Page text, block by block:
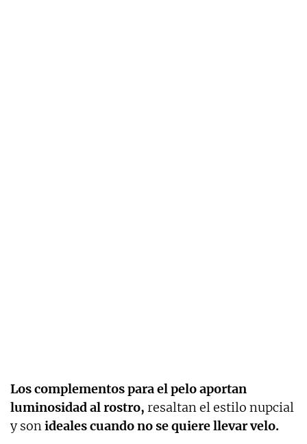
Los complementos para el pelo aportan
luminosidad al rostro, resaltan el estilo nupcial
y sonideales cuando no se quiere llevar velo.